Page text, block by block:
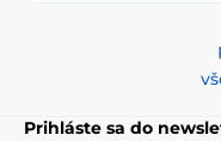
Prihláste sa do